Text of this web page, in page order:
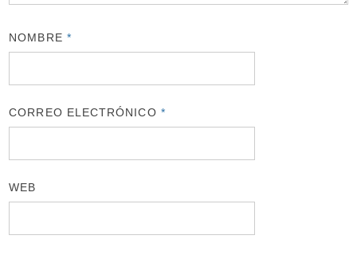
NOMBRE *
CORREO ELECTRÓNICO *
WEB